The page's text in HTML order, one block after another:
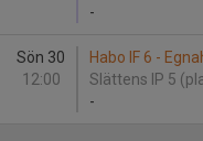
-
Sön 30
12:00
Habo IF 6 -
Slättens IP 5
-